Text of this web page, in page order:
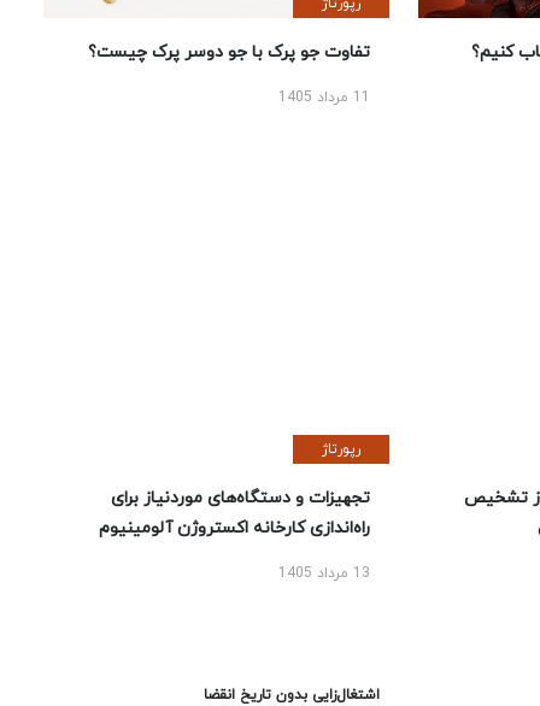
کنیم؟ تفاوت جو پرک با جو دوسر پرک چیست؟
تشخیص
رپورتاژ
تجهیزات و دستگاه‌های موردنیاز برای
راه‌اندازی کارخانه اکستروژن آلومینیوم
13 مرداد 1405
اشتغال‌زایی بدون تاریخ انقضا